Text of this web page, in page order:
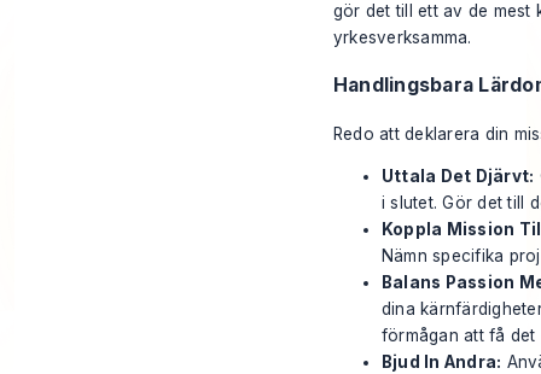
gör det till ett av de mest
yrkesverksamma.
Handlingsbara
Redo att deklarera din
Uttala Det Djärvt:
i slutet. Gör det till
Koppla Mission
Nämn specifika
Balans Passion
dina
förmågan att få det
Bjud In Andra: